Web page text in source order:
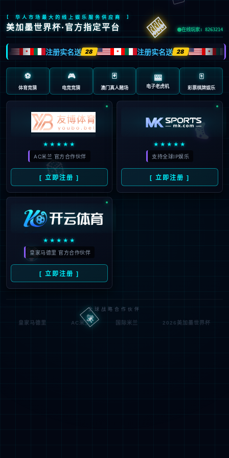
页面错误！请稍后再试～
V5.0.9 { 十年磨一剑-为API开发设计的高性能框架 }